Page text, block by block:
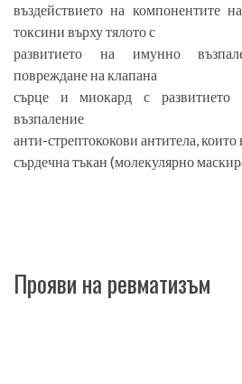
въздействието на компонентите
токсини върху тялото с
развитието на имунно
повреждане на клапана
сърце и миокард с развитието
възпаление
анти-стрептококови антитела, които
сърдечна тъкан (молекулярно
Прояви на ревматизъм